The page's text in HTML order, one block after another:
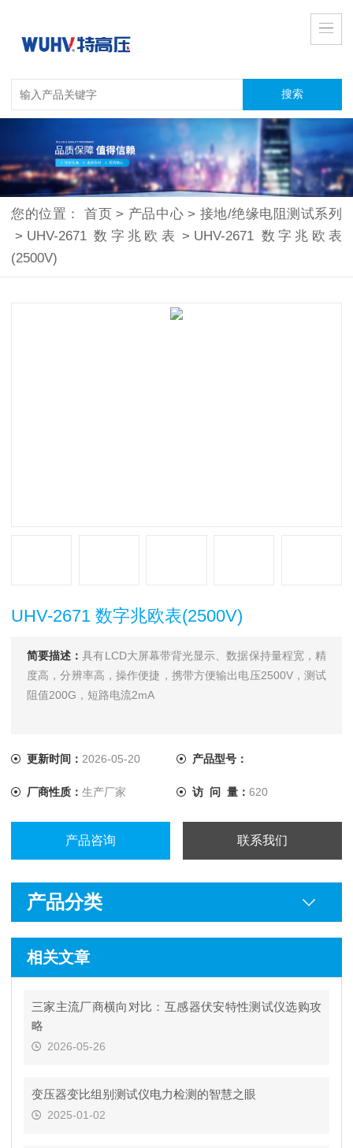
您的位置：首页 > 产品中心 > 接地/绝缘电阻测试系列
> UHV-2671 数字兆欧表 > UHV-2671 数字兆欧表
(2500V)
UHV-2671 数字兆欧表(2500V)
简要描述：具有LCD大屏幕带背光显示、数据保持量程宽，精
度高，分辨率高，操作便捷，携带方便输出电压2500V，测试
阻值200G，短路电流2mA
更新时间： 2026-05-20 产品型号：
厂商性质： 生产厂家 访 问 量： 620
产品咨询 联系我们
产品分类
相关文章
三家主流厂商横向对比：互感器伏安特性测试仪选购攻
略
2026-05-26
变压器变比组别测试仪电力检测的智慧之眼
2025-01-02